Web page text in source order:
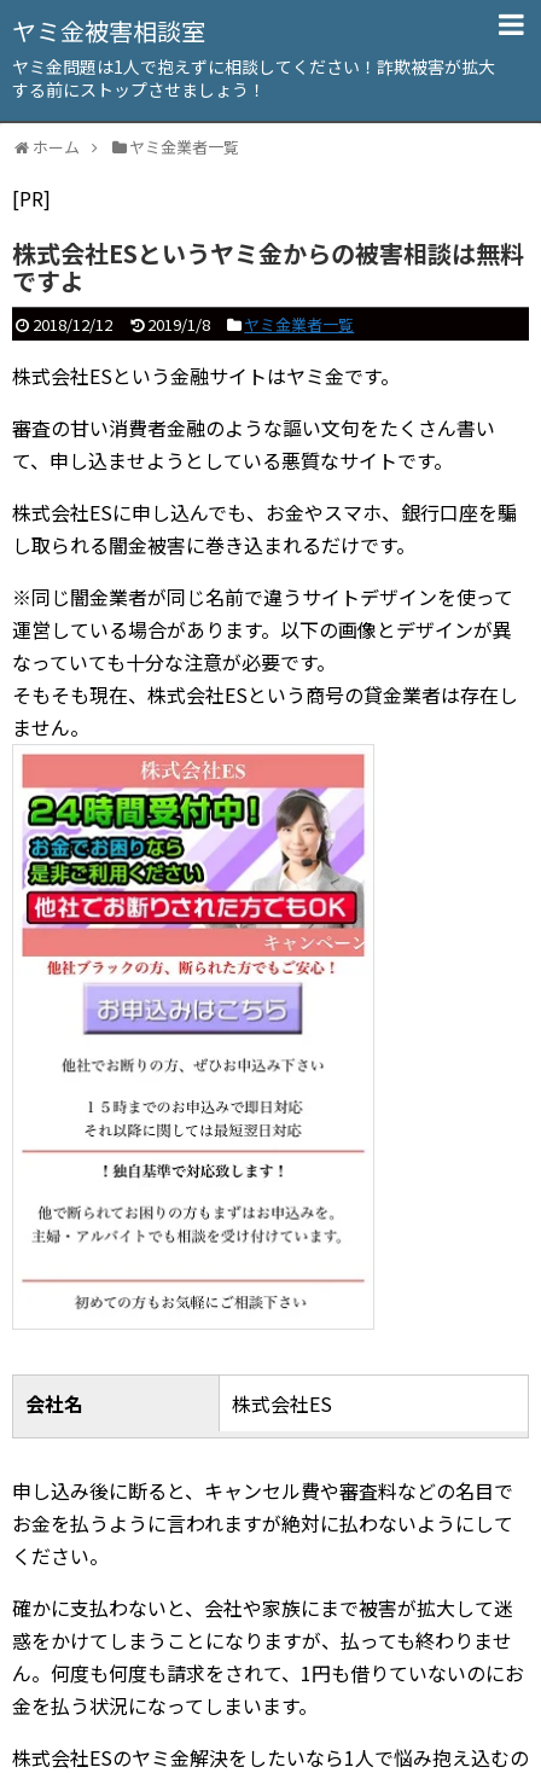
ヤミ金被害相談室
ヤミ金問題は1人で抱えずに相談してください！詐欺被害が拡大
する前にストップさせましょう！
ホーム ヤミ金業者一覧
[PR]
株式会社ESというヤミ金からの被害相談は無料
ですよ
2018/12/12 2019/1/8 ヤミ金業者一覧
株式会社ESという金融サイトはヤミ金です。
審査の甘い消費者金融のような謳い文句をたくさん書い
て、申し込ませようとしている悪質なサイトです。
株式会社ESに申し込んでも、お金やスマホ、銀行口座を騙
し取られる闇金被害に巻き込まれるだけです。
※同じ闇金業者が同じ名前で違うサイトデザインを使って
運営している場合があります。以下の画像とデザインが異
なっていても十分な注意が必要です。
そもそも現在、株式会社ESという商号の貸金業者は存在し
ません。
会社名 株式会社ES
申し込み後に断ると、キャンセル費や審査料などの名目で
お金を払うように言われますが絶対に払わないようにして
ください。
確かに支払わないと、会社や家族にまで被害が拡大して迷
惑をかけてしまうことになりますが、払っても終わりませ
ん。何度も何度も請求をされて、1円も借りていないのにお
金を払う状況になってしまいます。
株式会社ESのヤミ金解決をしたいなら1人で悩み抱え込むの